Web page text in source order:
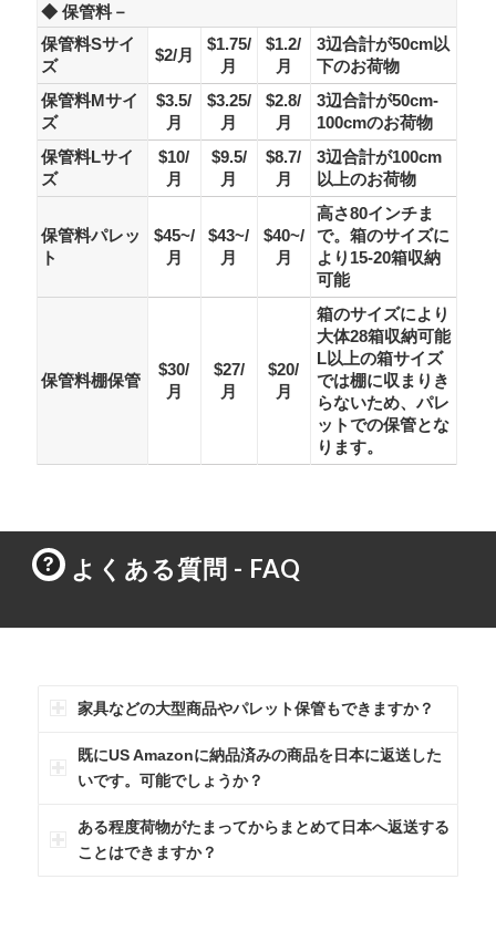
◆ 保管料－
保管料Sサイ
ズ
$2/月
$1.75/
月
$1.2/
月
3辺合計が50cm以
下のお荷物
保管料Mサイ
ズ
$3.5/
月
$3.25/
月
$2.8/
月
3辺合計が50cm-
100cmのお荷物
保管料Lサイ
ズ
$10/
月
$9.5/
月
$8.7/
月
3辺合計が100cm
以上のお荷物
保管料パレッ
ト
$45~/
月
$43~/
月
$40~/
月
高さ80インチま
で。箱のサイズに
より15-20箱収納
可能
保管料棚保管
$30/
月
$27/
月
$20/
月
箱のサイズにより
大体28箱収納可能
L以上の箱サイズ
では棚に収まりき
らないため、パレ
ットでの保管とな
ります。
よくある質問 - FAQ
家具などの大型商品やパレット保管もできますか？
既にUS Amazonに納品済みの商品を日本に返送した
いです。可能でしょうか？
ある程度荷物がたまってからまとめて日本へ返送する
ことはできますか？